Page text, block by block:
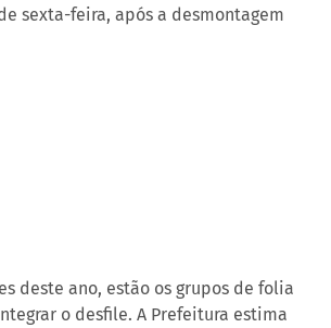
sexta-feira, após a desmontagem
deste ano, estão os grupos de folia
o desfile. A Prefeitura estima